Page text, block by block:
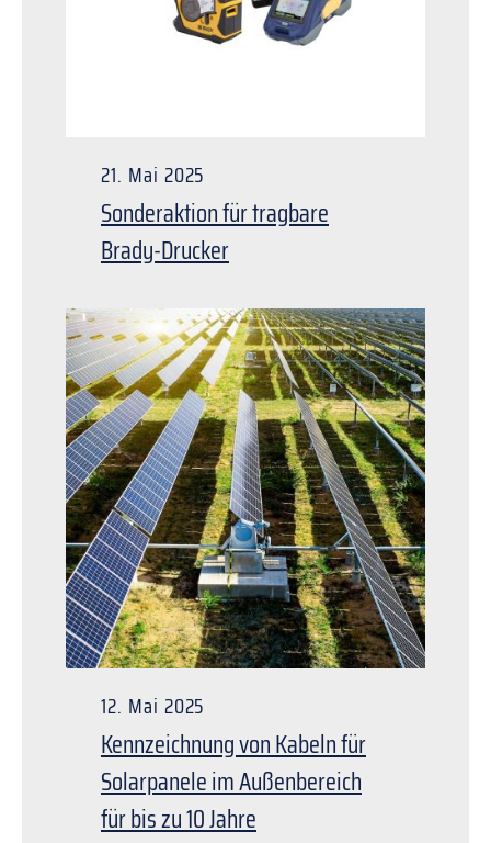
21. Mai 2025
Sonderaktion für tragbare
Brady-Drucker
12. Mai 2025
Kennzeichnung von Kabeln für
Solarpanele im Außenbereich
für bis zu 10 Jahre